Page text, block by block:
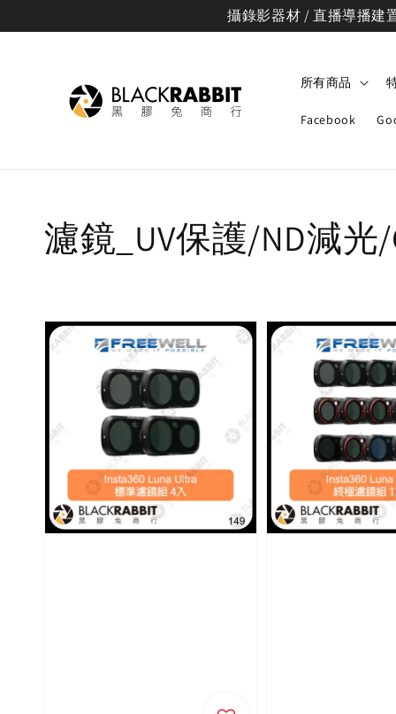
攝錄影器材 / 直播導播建
所有商品
Facebook
濾鏡_UV保護/ND減光